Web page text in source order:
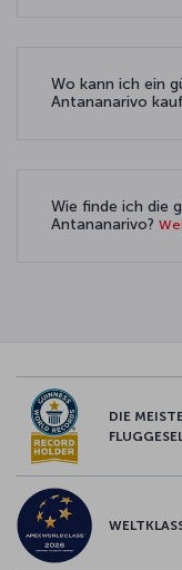
Wo kann ich ein
Antananarivo
Wie finde ich die
Antananarivo?
DIE